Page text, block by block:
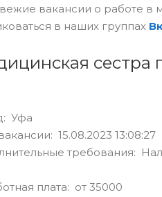
вакансии о работе
в наших группах
сестра
Уфа
15.08.2023 13:08:27
требования:
плата: от 35000